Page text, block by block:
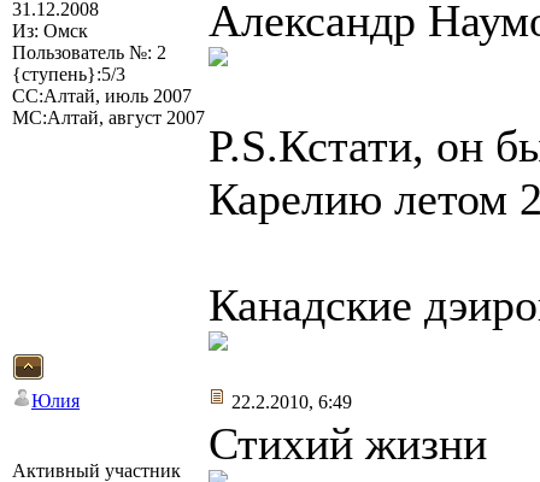
31.12.2008
Из: Омск
Пользователь №: 2
{ступень}:5/3
СС:Алтай, июль 2007
МС:Алтай, август 2007
Александр
P.S.Кстати, он
Карелию летом
Канадские
Юлия 22.2.2010, 6:49
Активный участник
Стихий жизни